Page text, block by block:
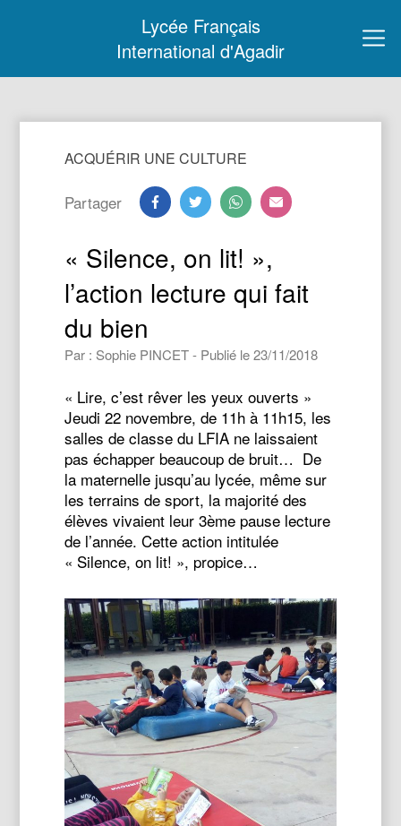
Lycée Français
International d'Agadir
ACQUÉRIR UNE CULTURE
Partager
« Silence, on lit! »,
l’action lecture qui fait
du bien
Par : Sophie PINCET - Publié le 23/11/2018
« Lire, c’est rêver les yeux ouverts »
Jeudi 22 novembre, de 11h à 11h15, les
salles de classe du LFIA ne laissaient
pas échapper beaucoup de bruit… De
la maternelle jusqu’au lycée, même sur
les terrains de sport, la majorité des
élèves vivaient leur 3ème pause lecture
de l’année. Cette action intitulée
« Silence, on lit! », propice…